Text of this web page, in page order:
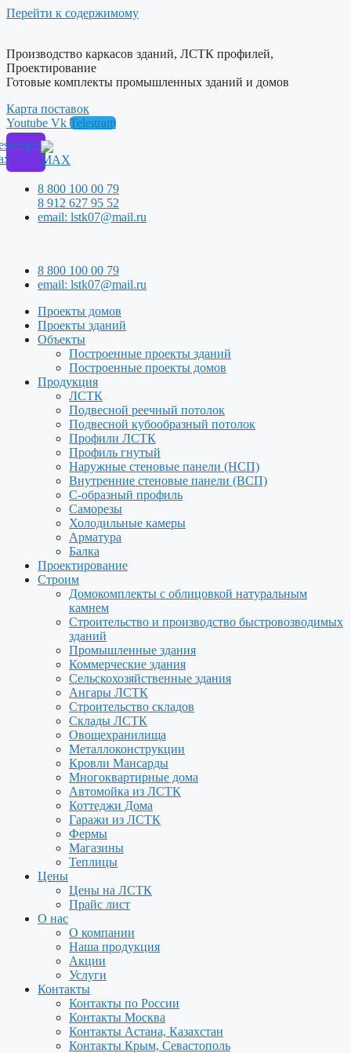
Перейти к содержимому
Производство каркасов зданий, ЛСТК профилей,
Проектирование
Готовые комплекты промышленных зданий и домов
Карта поставок
Youtube Vk Telegram
8 800 100 00 79
8 912 627 95 52
email: lstk07@mail.ru
8 800 100 00 79
email: lstk07@mail.ru
Проекты домов
Проекты зданий
Объекты
Построенные проекты зданий
Построенные проекты домов
Продукция
ЛСТК
Подвесной реечный потолок
Подвесной кубообразный потолок
Профили ЛСТК
Профиль гнутый
Наружные стеновые панели (НСП)
Внутренние стеновые панели (ВСП)
С-образный профиль
Саморезы
Холодильные камеры
Арматура
Балка
Проектирование
Строим
Домокомплекты с облицовкой натуральным
камнем
Строительство и производство быстровозводимых
зданий
Промышленные здания
Коммерческие здания
Сельскохозяйственные здания
Ангары ЛСТК
Строительство складов
Склады ЛСТК
Овощехранилища
Металлоконструкции
Кровли Мансарды
Многоквартирные дома
Автомойка из ЛСТК
Коттеджи Дома
Гаражи из ЛСТК
Фермы
Магазины
Теплицы
Цены
Цены на ЛСТК
Прайс лист
О нас
О компании
Наша продукция
Акции
Услуги
Контакты
Контакты по России
Контакты Москва
Контакты Астана, Казахстан
Контакты Крым, Севастополь